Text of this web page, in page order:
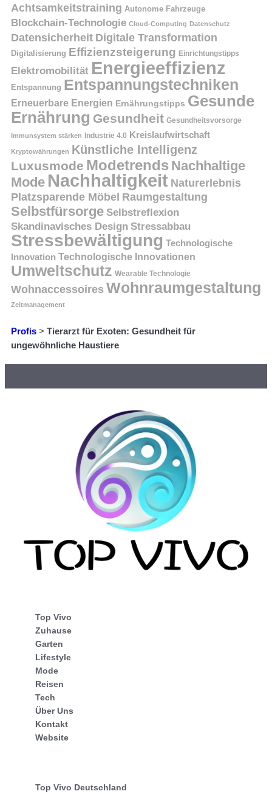
Achtsamkeitstraining Autonome Fahrzeuge
Blockchain-Technologie Cloud-Computing Datenschutz
Datensicherheit Digitale Transformation
Digitalisierung Effizienzsteigerung Einrichtungstipps
Elektromobilität Energieeffizienz
Entspannung Entspannungstechniken
Erneuerbare Energien Ernährungstipps Gesunde
Ernährung Gesundheit Gesundheitsvorsorge
Immunsystem stärken Industrie 4.0 Kreislaufwirtschaft
Kryptowährungen Künstliche Intelligenz
Luxusmode Modetrends Nachhaltige
Mode Nachhaltigkeit Naturerlebnis
Platzsparende Möbel Raumgestaltung
Selbstfürsorge Selbstreflexion
Skandinavisches Design Stressabbau
Stressbewältigung Technologische
Innovation Technologische Innovationen
Umweltschutz Wearable Technologie
Wohnaccessoires Wohnraumgestaltung
Zeitmanagement
Profis > Tierarzt für Exoten: Gesundheit für
ungewöhnliche Haustiere
Top Vivo
Zuhause
Garten
Lifestyle
Mode
Reisen
Tech
Über Uns
Kontakt
Website
Top Vivo Deutschland